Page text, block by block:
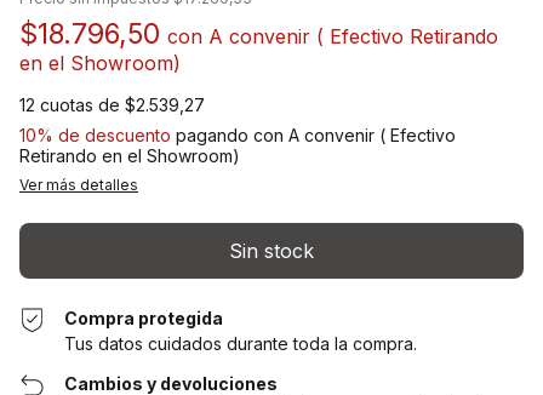
$18.796,50 con A convenir ( Efectivo Retirando
en el Showroom)
12 cuotas de $2.539,27
10% de descuento pagando con A convenir ( Efectivo
Retirando en el Showroom)
Ver más detalles
Compra protegida
Tus datos cuidados durante toda la compra.
Cambios y devoluciones